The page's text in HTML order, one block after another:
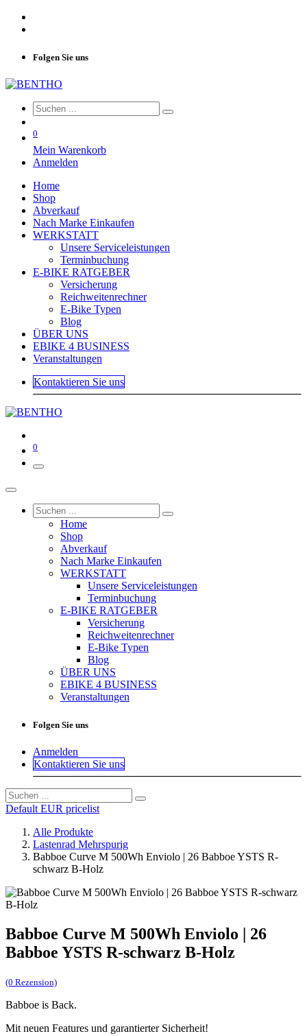
Folgen Sie uns
0
Mein Warenkorb
Anmelden
Home
Shop
Abverkauf
Nach Marke Einkaufen
WERKSTATT
Unsere Serviceleistungen
Terminbuchung
E-BIKE RATGEBER
Versicherung
Reichweitenrechner
E-Bike Typen
Blog
ÜBER UNS
EBIKE 4 BUSINESS
Veranstaltungen
Kontaktieren Sie uns
0
Home
Shop
Abverkauf
Nach Marke Einkaufen
WERKSTATT
Unsere Serviceleistungen
Terminbuchung
E-BIKE RATGEBER
Versicherung
Reichweitenrechner
E-Bike Typen
Blog
ÜBER UNS
EBIKE 4 BUSINESS
Veranstaltungen
Folgen Sie uns
Anmelden
Kontaktieren Sie uns
Default EUR pricelist
Alle Produkte
Lastenrad Mehrspurig
Babboe Curve M 500Wh Enviolo | 26 Babboe YSTS R-
schwarz B-Holz
Babboe Curve M 500Wh Enviolo | 26
Babboe YSTS R-schwarz B-Holz
(0 Rezension)
Babboe is Back.
Mit neuen Features und garantierter Sicherheit!